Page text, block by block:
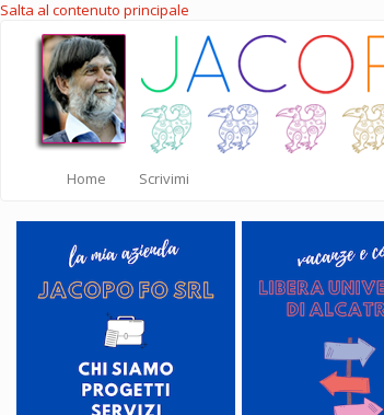
Salta al contenuto principale
Home Scrivimi